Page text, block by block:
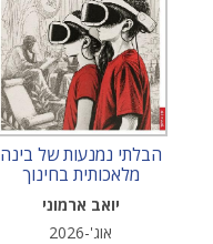
הבלתי נמנעות של בינה
מלאכותית בחינוך
יואב ארמוני
אוג'-2026